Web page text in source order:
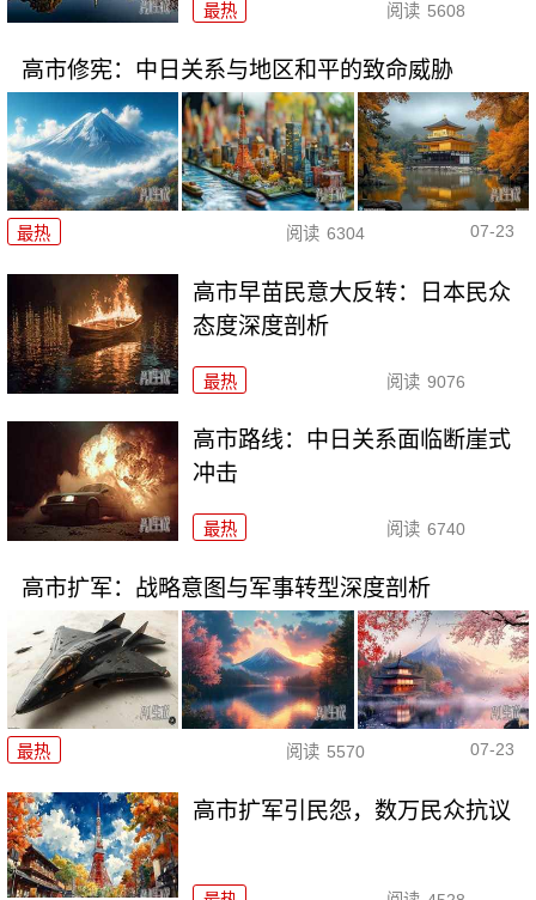
最热 阅读 5608
高市修宪：中日关系与地区和平的致命威胁
最热 阅读 6304 07-23
高市早苗民意大反转：日本民众
态度深度剖析
最热 阅读 9076
高市路线：中日关系面临断崖式
冲击
最热 阅读 6740
高市扩军：战略意图与军事转型深度剖析
最热 阅读 5570 07-23
高市扩军引民怨，数万民众抗议